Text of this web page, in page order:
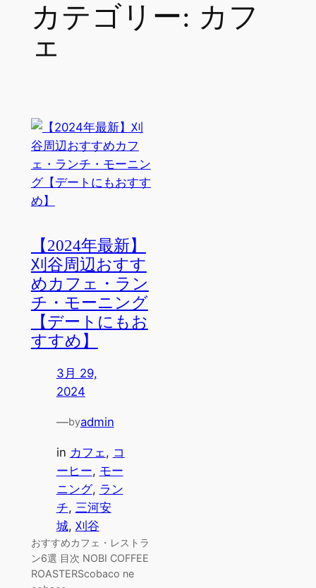
カテゴリー: カフ
ェ
【2024年最新】
刈谷周辺おすす
めカフェ・ラン
チ・モーニング
【デートにもお
すすめ】
3月 29,
2024
—byadmin
in カフェ , コ
ーヒー, モー
ニング, ラン
チ, 三河安
城, 刈谷
おすすめカフェ・レストラ
ン6選 目次 NOBI COFFEE
ROASTERScobaco ne